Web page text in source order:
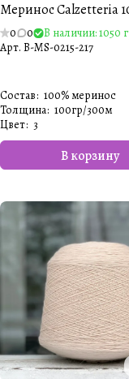
Меринос Calzetteria
0 0
В наличии: 1050
Арт. B-MS-0215-217
В корзину
Состав: 100% меринос
Толщина: 100гр/300м
Цвет: 3